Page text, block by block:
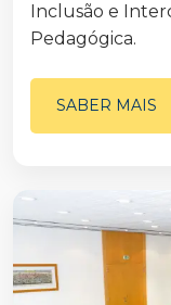
Inclusão e
Pedagógica.
SABER MAIS